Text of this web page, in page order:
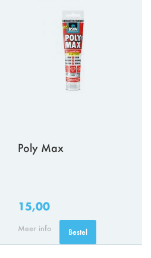
Poly Max
15,00
Meer info Bestel